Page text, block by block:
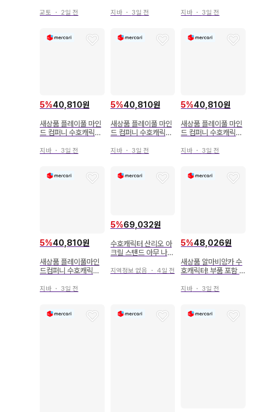
일러스트 후지사키 나
교토 ・ 2일 전
소마 쿠카이
지바・ 3일 전
마시로 리마
지바 ・ 3일 전
5%40,810원
새상품 플레이풀 마인
드 컴퍼니 수호캐릭터!
히나모리 아무
지바 ・ 3일 전
5%40,810원
새상품 플레이풀 마인
드 컴퍼니 수호캐릭터!
호시나 우타우
지바・ 3일 전
5%40,810원
새상품 플레이풀 마인
드 컴퍼니 수호캐릭터!
츠키요미 이쿠토
지바 ・ 3일 전
5%40,810원
새상품 플레이풀마인
드컴퍼니 수호캐릭터!
후지사키 나데시코
지바 ・ 3일 전
5%69,032원
수호캐릭터 산리오 아
크릴 스탠드 아무 나기
지역정보 없음 ・ 4일 전
5%48,026원
새상품 알마비앙카 수
호캐릭터! 부품 포함 B
일러스트 츠키요미 이
지바 ・ 3일 전